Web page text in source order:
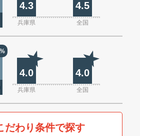
4.3 4.5
兵庫県 全国
4.0 4.0
兵庫県 全国
だわり条件で探す